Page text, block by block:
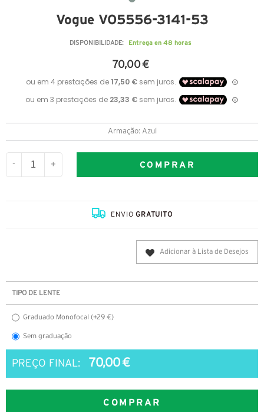
Vogue VO5556-3141-53
DISPONIBILIDADE: Entrega en 48 horas
70,00 €
Armação: Azul
- + COMPRAR
ENVIOGRATUITO
Adicionar à Lista de Desejos
TIPO DE LENTE
Graduado Monofocal (+29 €)
Sem graduação
PREÇO FINAL: 70,00 €
COMPRAR